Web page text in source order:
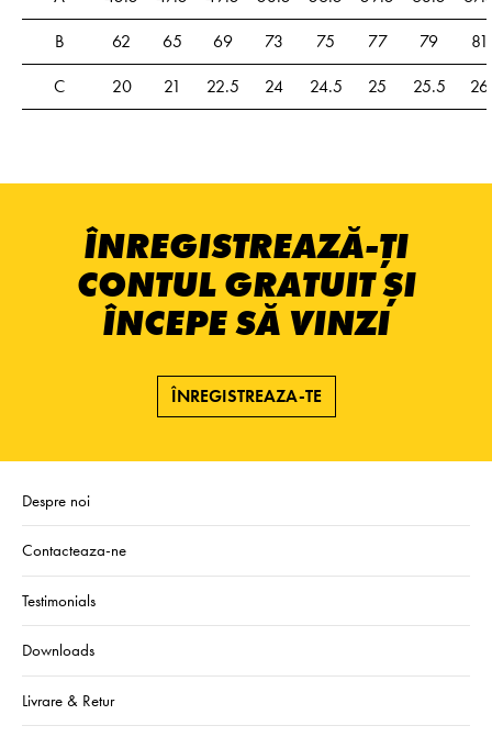
B
62 65 69 73 75 77 79
81
C
20 21 22.5 24 24.5 25 25.5 26
ÎNREGISTREAZĂ-ȚI
CONTUL GRATUIT ȘI
ÎNCEPE SĂ VINZI
ÎNREGISTREAZA-TE
Despre noi
Contacteaza-ne
Testimonials
Downloads
Livrare & Retur